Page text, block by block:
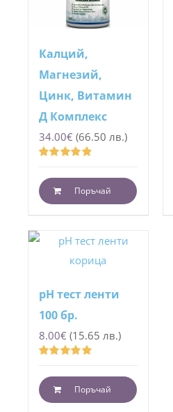
Калций,
Магнезий,
Цинк, Витамин
Д Комплекс
4.87от 5
34.00€ (66.50 лв.)
Поръчай
pH тест ленти
100 бр.
4.93от 5
8.00€ (15.65 лв.)
Поръчай